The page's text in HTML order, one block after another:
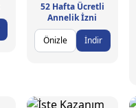
52 Hafta Ücretli
Annelik İzni
Önizle
İndir